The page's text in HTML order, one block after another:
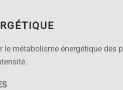
le métabolisme énergétique des